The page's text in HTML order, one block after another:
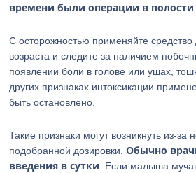
времени были операции в полости
С осторожностью применяйте средство
возраста и следите за наличием
появлении боли в голове или ушах,
других признаках интоксикации
быть остановлено.
Такие признаки могут возникнуть из-за
подобранной дозировки.Обычно
введения в сутки . Если малыша